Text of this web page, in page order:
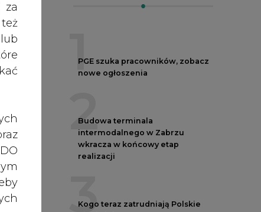
za
1
PGE szuka pracowników, zobacz
nowe ogłoszenia
2
Budowa terminala
intermodalnego w Zabrzu
wkracza w końcowy etap
realizacji
3
Kogo teraz zatrudniają Polskie